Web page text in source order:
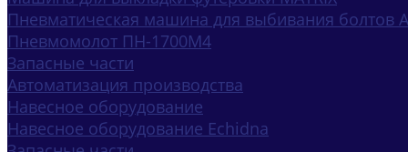
Пневматическая машина для выбивания болтов
Пневмомолот ПН-1700М4
Запасные части
Автоматизация производства
Навесное оборудование
Навесное оборудование Echidna